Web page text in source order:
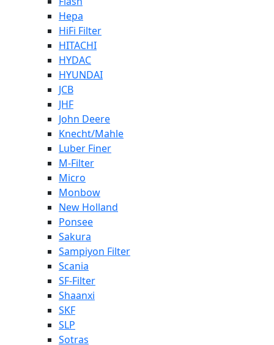
Hepa
HiFi Filter
HITACHI
HYDAC
HYUNDAI
JCB
JHF
John Deere
Knecht/Mahle
Luber Finer
M-Filter
Micro
Monbow
New Holland
Ponsee
Sakura
Sampiyon Filter
Scania
SF-Filter
Shaanxi
SKF
SLP
Sotras